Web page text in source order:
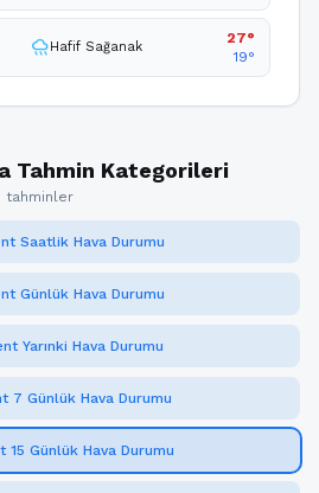
rainyHafif Sağanak
27°
19°
Tahmin Kategorileri
tahminler
Saatlik Hava Durumu
Günlük Hava Durumu
Yarınki Hava Durumu
7 Günlük Hava Durumu
15 Günlük Hava Durumu